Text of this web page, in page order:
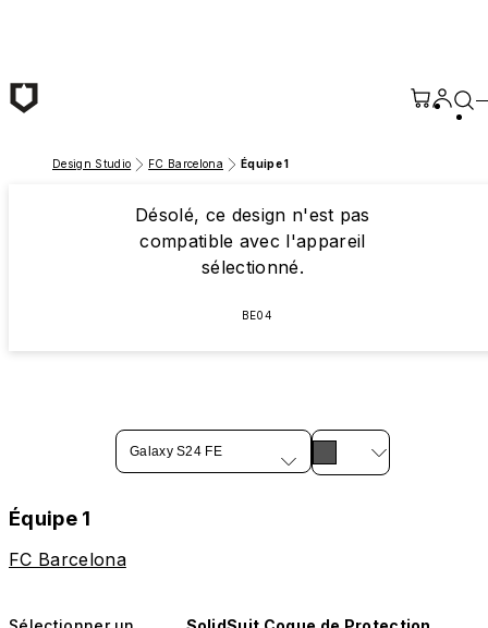
Design Studio FC Barcelona Équipe 1
Désolé, ce design n'est pas
compatible avec l'appareil
sélectionné.
BE04
Galaxy S24 FE
Équipe 1
FC Barcelona